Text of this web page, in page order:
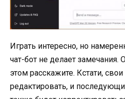
Играть интересно, но
чат-бот не делает замечания.
этом расскажите. Кстати,
редактировать, и